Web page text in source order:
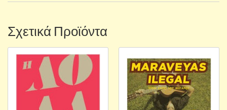
Σχετικά Προϊόντα